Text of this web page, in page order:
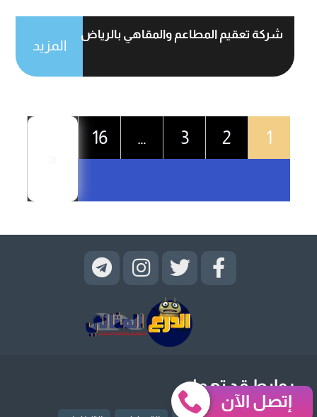
شركة تعقيم المطاعم والمقاهي بالرياض
المزيد
1
2
3
…
16
روابط قد تهمك
إتصل الآن